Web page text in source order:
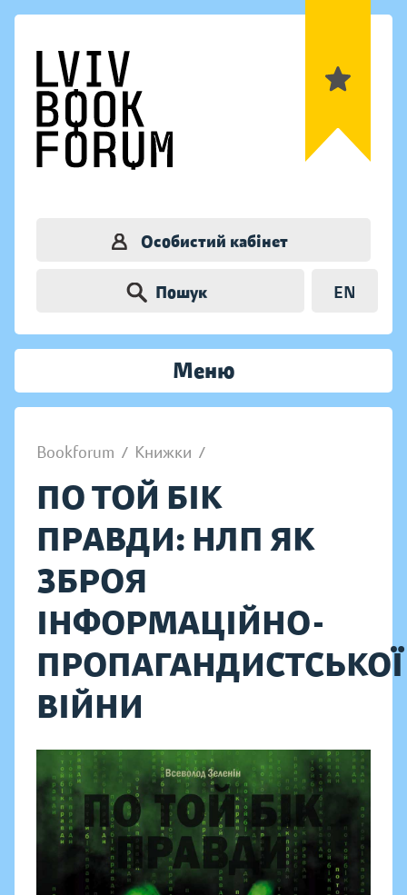
Особистий кабінет
Пошук EN
Меню
Bookforum / Книжки /
ПО ТОЙ БІК
ПРАВДИ: НЛП ЯК
ЗБРОЯ
ІНФОРМАЦІЙНО-
ПРОПАГАНДИСТСЬКОЇ
ВІЙНИ